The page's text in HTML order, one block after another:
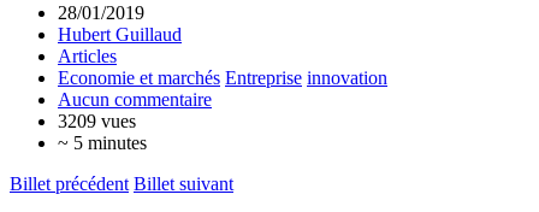
28/01/2019
Hubert Guillaud
Articles
Economie et marchés Entreprise innovation
Aucun commentaire
3209 vues
~ 5 minutes
Billet précédent Billet suivant